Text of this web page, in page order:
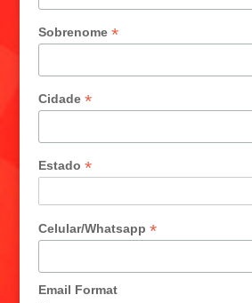
Sobrenome *
Cidade *
Estado *
Celular/Whatsapp *
Email Format